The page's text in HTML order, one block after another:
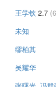
王学钦 2.7
未知
缪柏其
吴耀华